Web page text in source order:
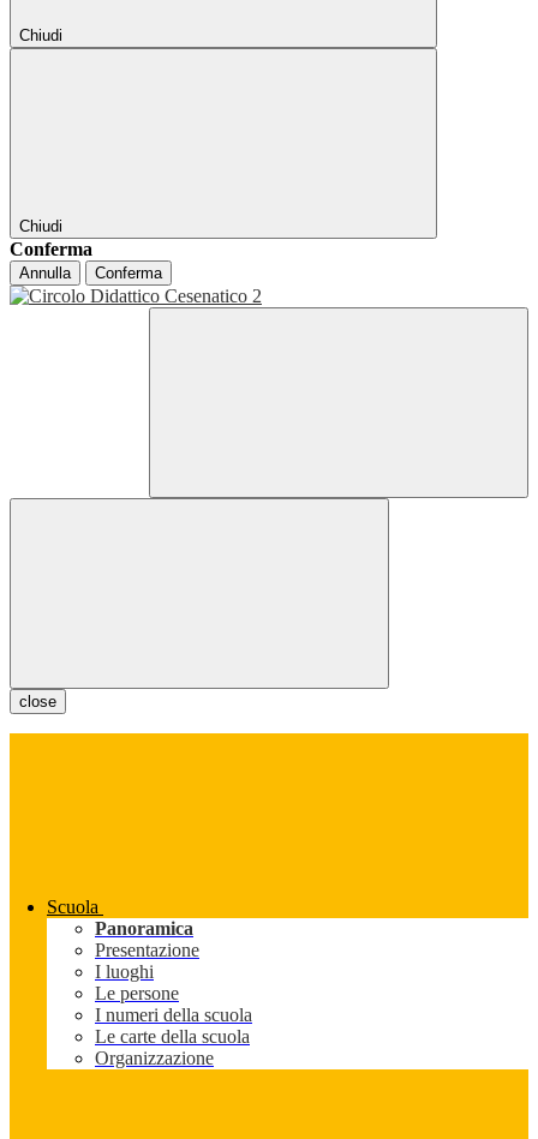
Chiudi
Chiudi
Conferma
Annulla Conferma
close
Scuola
Panoramica
Presentazione
I luoghi
Le persone
I numeri della scuola
Le carte della scuola
Organizzazione